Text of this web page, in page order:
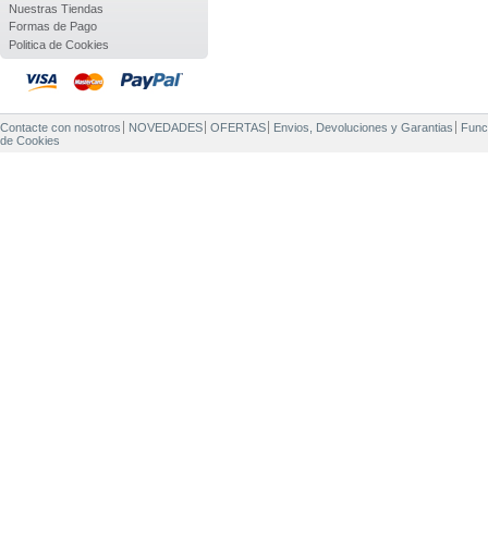
Nuestras Tiendas
Formas de Pago
Politica de Cookies
Contacte con nosotros NOVEDADES OFERTAS Envios, Devoluciones y Garantias
de Cookies